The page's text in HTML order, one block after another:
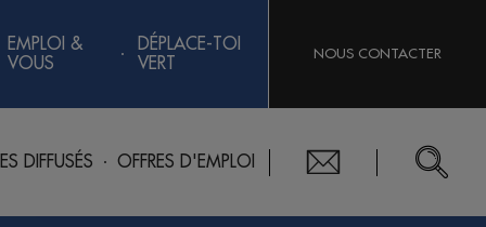
DIFFUSÉS OFFRES D'EMPLOI
EMPLOI &
VOUS
DÉPLACE-TOI
VERT
NOUS CONTACTER